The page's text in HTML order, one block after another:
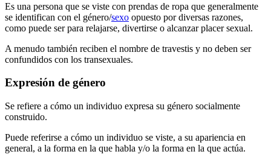
Es una persona que se viste con prendas de ropa que generalmente
se identifican con el género/sexo opuesto por diversas razones,
como puede ser para relajarse, divertirse o alcanzar placer sexual.
A menudo también reciben el nombre de travestis y no deben ser
confundidos con los transexuales.
Expresión de género
Se refiere a cómo un individuo expresa su género socialmente
construido.
Puede referirse a cómo un individuo se viste, a su apariencia en
general, a la forma en la que habla y/o la forma en la que actúa.